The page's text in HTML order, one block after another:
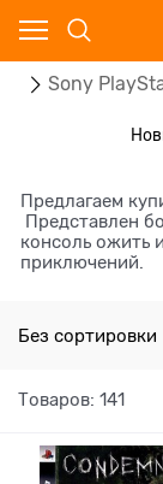
Sony
Предлагаем
Представлен
консоль ожить
приключений.
Без сортировки
Товаров: 141
Ваш город -
угадали?
ДА НЕТ